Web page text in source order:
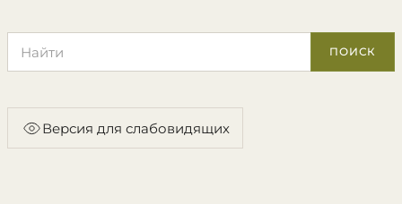
ПОИСК
Версия для слабовидящих